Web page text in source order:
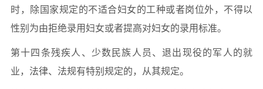
时，除国家规定的不适合妇女的工种或者岗位外，不得以
性别为由拒绝录用妇女或者提高对妇女的录用标准。
第十四条残疾人、少数民族人员、退出现役的军人的就
业，法律、法规有特别规定的，从其规定。